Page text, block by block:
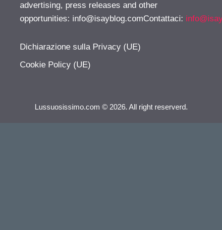
advertising, press releases and other
opportunities: info@isayblog.comContattaci:
Dichiarazione sulla Privacy (UE)
Cookie Policy (UE)
Lussuosissimo.com © 2026. All right reserverd.